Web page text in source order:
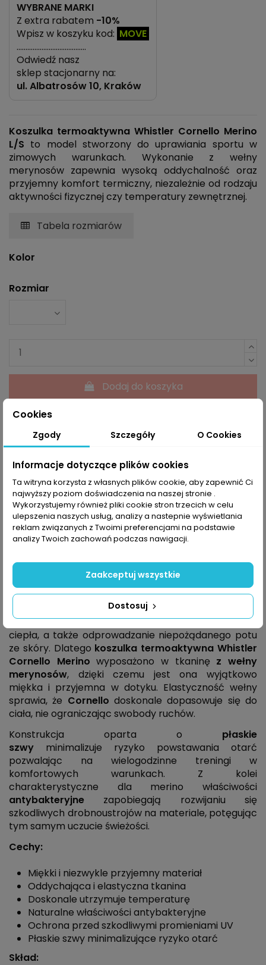
WYBRANE MARKI
Z extra rabatem -10%
Wpisz w koszyku kod: MOVE
…………………………………
Odwiedź nasz
sklep stacjonarny na:
ul.Albatrosów 10, Kraków
Koszulka termoaktywna Whistler Cornello Merino
L/S to model stworzony do uprawiania sportu w
zimowych warunkach. Wykonanie z wełny
merynosów zapewnia wysoką oddychalność oraz
przyjemny komfort termiczny, niezależnie od rodzaju
aktywności fizycznej czy temperatury zewnętrznej.
Tabela rozmiarów
Kolor
Rozmiar
Dodaj do koszyka
Powiadom mnie kiedy dostępne
Opis
Bielizna termoaktywna to szczególnie
istotna warstwa odzieży, ważna zwłaszcza podczas
uprawiania sportu zimą. Odpowiada ona
jednocześnie za dostarczenie wymaganej ilości
ciepła, a także odprowadzanie niepożądanego potu
ze skóry. Dlatego koszulka termoaktywna Whistler
Cornello Merinowyposażono w tkaninę z wełny
merynosów, dzięki czemu jest ona wyjątkowo
miękka i przyjemna w dotyku. Elastyczność wełny
sprawia, że Cornello doskonale dopasowuje się do
ciała, nie ograniczając swobody ruchów.
Konstrukcja oparta o płaskie
szwy minimalizuje ryzyko powstawania otarć
pozwalając na wielogodzinne treningi w
komfortowych warunkach. Z kolei
charakterystyczne dla merino właściwości
antybakteryjne zapobiegają rozwijaniu się
szkodliwych drobnoustrojów na materiale, potęgując
tym samym uczucie świeżości.
Cechy:
Miękki i niezwykle przyjemny materiał
Oddychająca i elastyczna tkanina
Doskonale utrzymuje temperaturę
Naturalne właściwości antybakteryjne
Ochrona przed szkodliwymi promieniami UV
Płaskie szwy minimalizujące ryzyko otarć
Skład:
Cookies
Zgody Szczegóły O Cookies
Informacje dotyczące plików cookies
Ta witryna korzysta z własnych plików cookie, aby zapewnić Ci
najwyższy poziom doświadczenia na naszej stronie .
Wykorzystujemy również pliki cookie stron trzecich w celu
ulepszenia naszych usług, analizy a nastepnie wyświetlania
reklam związanych z Twoimi preferencjami na podstawie
analizy Twoich zachowań podczas nawigacji.
Dostosuj
Zaakceptuj wszystkie